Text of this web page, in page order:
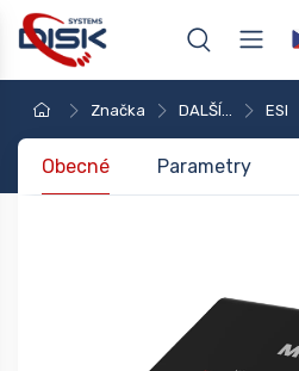
Značka DALŠÍ... ESI
Obecné Parametry